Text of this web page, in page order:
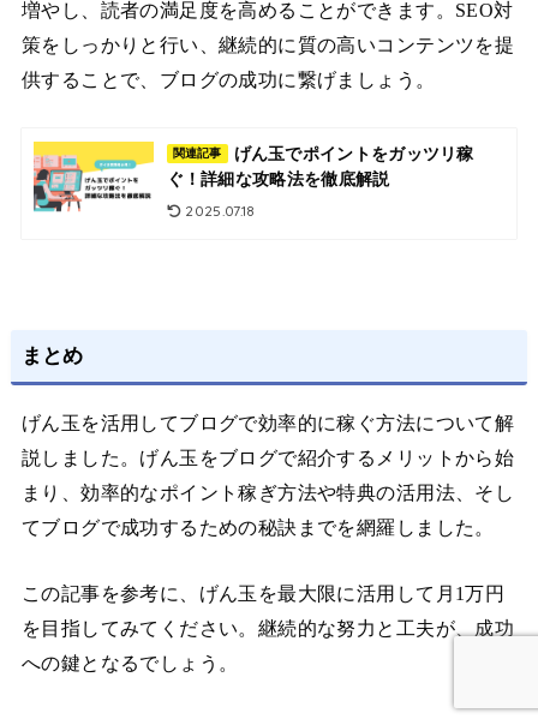
増やし、読者の満足度を高めることができます。SEO対
策をしっかりと行い、継続的に質の高いコンテンツを提
供することで、ブログの成功に繋げましょう。
関連記事
げん玉でポイントをガッツリ稼
ぐ！詳細な攻略法を徹底解説
2025.07.18
まとめ
げん玉を活用してブログで効率的に稼ぐ方法について解
説しました。げん玉をブログで紹介するメリットから始
まり、効率的なポイント稼ぎ方法や特典の活用法、そし
てブログで成功するための秘訣までを網羅しました。
この記事を参考に、げん玉を最大限に活用して月1万円
を目指してみてください。継続的な努力と工夫が、成功
への鍵となるでしょう。